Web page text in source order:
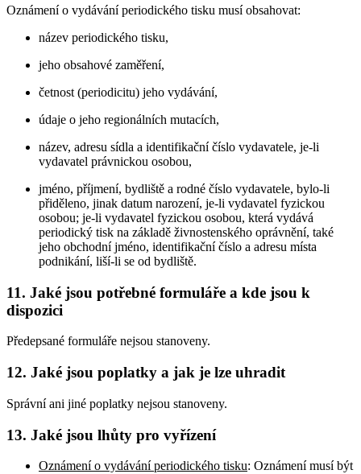
Oznámení o vydávání periodického tisku musí obsahovat:
název periodického tisku,
jeho obsahové zaměření,
četnost (periodicitu) jeho vydávání,
údaje o jeho regionálních mutacích,
název, adresu sídla a identifikační číslo vydavatele, je-li
vydavatel právnickou osobou,
jméno, příjmení, bydliště a rodné číslo vydavatele, bylo-li
přiděleno, jinak datum narození, je-li vydavatel fyzickou
osobou; je-li vydavatel fyzickou osobou, která vydává
periodický tisk na základě živnostenského oprávnění, také
jeho obchodní jméno, identifikační číslo a adresu místa
podnikání, liší-li se od bydliště.
11. Jaké jsou potřebné formuláře a kde jsou k
dispozici
Předepsané formuláře nejsou stanoveny.
12. Jaké jsou poplatky a jak je lze uhradit
Správní ani jiné poplatky nejsou stanoveny.
13. Jaké jsou lhůty pro vyřízení
Oznámení o vydávání periodického tisku: Oznámení musí být